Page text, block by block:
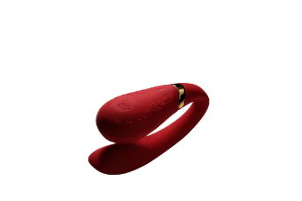
инкрустирован кристаллом Swarovski
мягкий и нежный силикон высшего качества
тревел-замок